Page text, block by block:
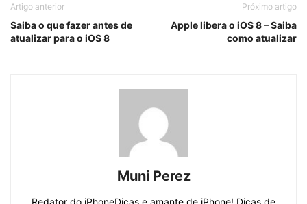
Artigo anterior
Saiba o que fazer antes de
atualizar para o iOS 8
Próximo artigo
Apple libera o iOS 8 – Saiba
como atualizar
Muni Perez
Redator do iPhoneDicas e amante de iPhone! Dicas de